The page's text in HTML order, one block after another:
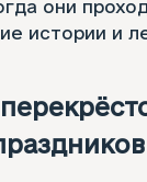
они
истории и